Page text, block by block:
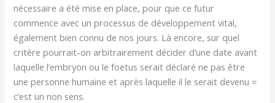
nécessaire a été mise en place, pour que ce futur
commence avec un processus de développement vital,
également bien connu de nos jours. Là encore, sur quel
critère pourrait-on arbitrairement décider d’une date avant
laquelle l’embryon ou le foetus serait déclaré ne pas être
une personne humaine et après laquelle il le serait devenu =
c’est un non sens.